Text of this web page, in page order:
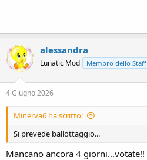
alessandra
Lunatic Mod Membro dello Staff
4 Giugno 2026
Minerva6 ha scritto:
Si prevede ballottaggio...
Mancano ancora 4 giorni...votate!!